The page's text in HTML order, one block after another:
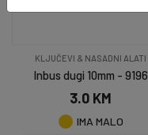
KLJUČEVI & NASADNI ALATI
Inbus dugi 10mm - 9196
3.0 KM
IMA MALO